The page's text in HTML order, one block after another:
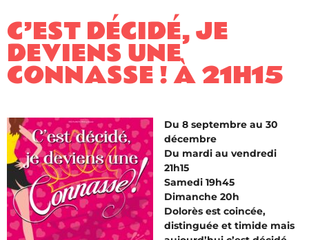
C’EST DÉCIDÉ, JE
DEVIENS UNE
CONNASSE ! À 21H15
Du 8 septembre au 30
décembre
Du mardi au vendredi
21h15
Samedi 19h45
Dimanche 20h
Dolorès est coincée,
distinguée et timide mais